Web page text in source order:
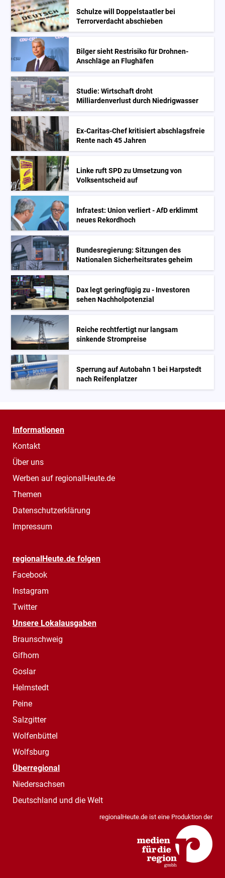
Schulze will Doppelstaatler bei
Terrorverdacht abschieben
Bilger sieht Restrisiko für Drohnen-
Anschläge an Flughäfen
Studie: Wirtschaft droht
Milliardenverlust durch Niedrigwasser
Ex-Caritas-Chef kritisiert abschlagsfreie
Rente nach 45 Jahren
Linke ruft SPD zu Umsetzung von
Volksentscheid auf
Infratest: Union verliert - AfD erklimmt
neues Rekordhoch
Bundesregierung: Sitzungen des
Nationalen Sicherheitsrates geheim
Dax legt geringfügig zu - Investoren
sehen Nachholpotenzial
Reiche rechtfertigt nur langsam
sinkende Strompreise
Sperrung auf Autobahn 1 bei Harpstedt
nach Reifenplatzer
Informationen
Kontakt
Über uns
Werben auf regionalHeute.de
Themen
Datenschutzerklärung
Impressum
regionalHeute.de folgen
Facebook
Instagram
Twitter
Unsere Lokalausgaben
Braunschweig
Gifhorn
Goslar
Helmstedt
Peine
Salzgitter
Wolfenbüttel
Wolfsburg
Überregional
Niedersachsen
Deutschland und die Welt
regionalHeute.de ist eine Produktion der